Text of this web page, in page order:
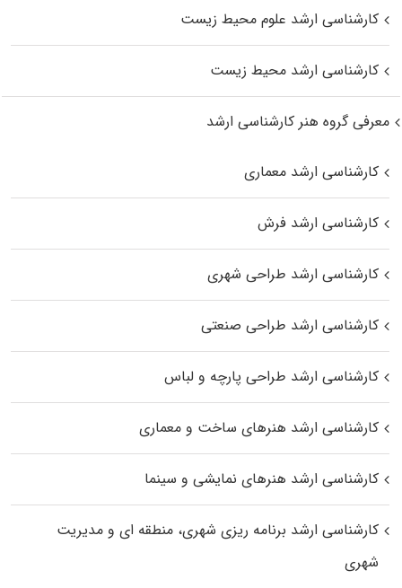
کارشناسی ارشد علوم محیط‌ زیست
کارشناسی ارشد محیط زیست
معرفی گروه هنر کارشناسی ارشد
کارشناسی ارشد معماری
کارشناسی ارشد فرش
کارشناسی ارشد طراحی شهری
کارشناسی ارشد طراحی صنعتی
کارشناسی ارشد طراحی پارچه و لباس
کارشناسی ارشد هنرهای ساخت و معماری
کارشناسی ارشد هنرهای نمایشی و سینما
کارشناسی ارشد برنامه ریزی شهری، منطقه‌ ای و مدیریت
شهری